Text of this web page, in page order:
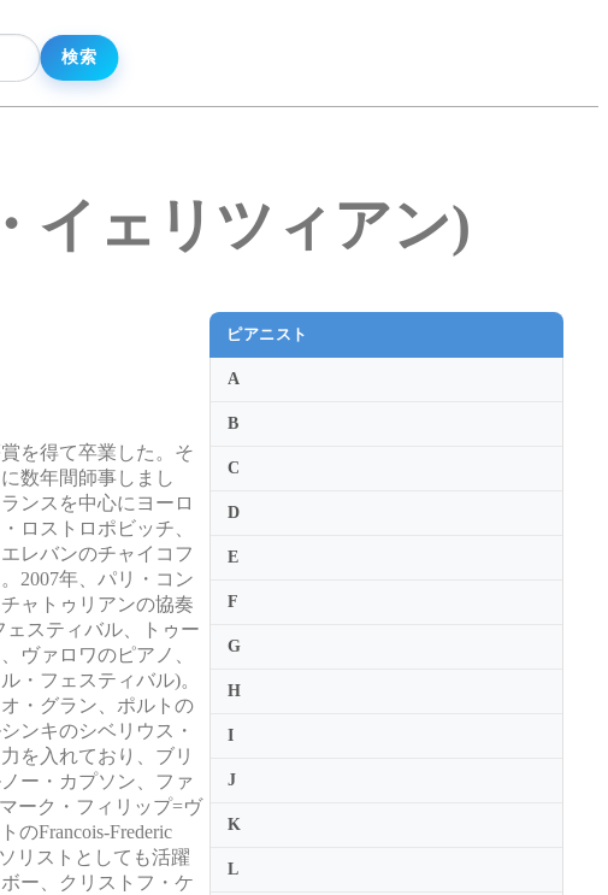
イェリツィアン)
を得て卒業した。そ
数年間師事しまし
ンスを中心にヨーロ
ロストロポビッチ、
レバンのチャイコフ
2007年、パリ・コン
ャトゥリアンの協奏
スティバル、トゥー
ヴァロワのピアノ、
・フェスティバル)。
・グラン、ポルトの
ンキのシベリウス・
を入れており、ブリ
ー・カプソン、ファ
ーク・フィリップ=ヴ
のFrancois-Frederic
リストとしても活躍
ー、クリストフ・ケ
ピアニスト
A
B
C
D
E
F
G
H
I
J
K
L